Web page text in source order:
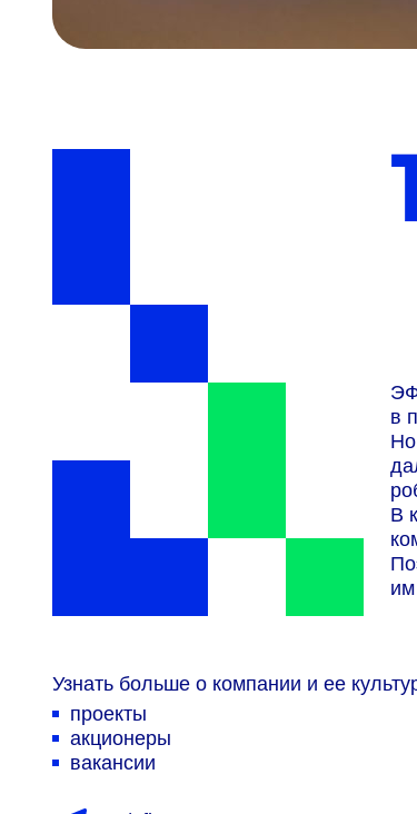
в
В
им
Узнать больше о компании и ее
проекты
акционеры
вакансии